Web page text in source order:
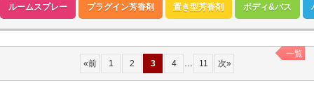
ルームスプレー プラグイン芳香剤 置き型芳香剤 ボディ&バス
一覧
«前 1 2 3 4 11 次»